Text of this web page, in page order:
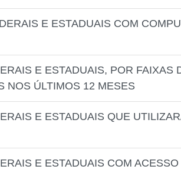
E ESTADUAIS COM
E ESTADUAIS, POR FAIXAS
NOS ÚLTIMOS 12 MESES
E ESTADUAIS QUE
E ESTADUAIS COM